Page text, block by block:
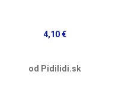
4,10 €
od Pidilidi.sk